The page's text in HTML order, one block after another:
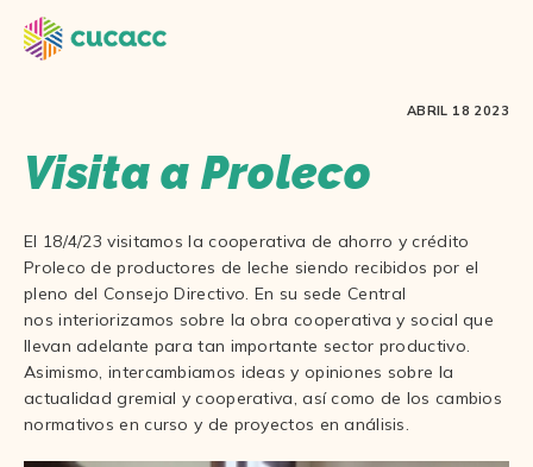
ABRIL 18 2023
Visita a Proleco
El 18/4/23 visitamos la cooperativa de ahorro y crédito
Proleco de productores de leche siendo recibidos por el
pleno del Consejo Directivo. En su sede Central
nos interiorizamos sobre la obra cooperativa y social que
llevan adelante para tan importante sector productivo.
Asimismo, intercambiamos ideas y opiniones sobre la
actualidad gremial y cooperativa, así como de los cambios
normativos en curso y de proyectos en análisis.